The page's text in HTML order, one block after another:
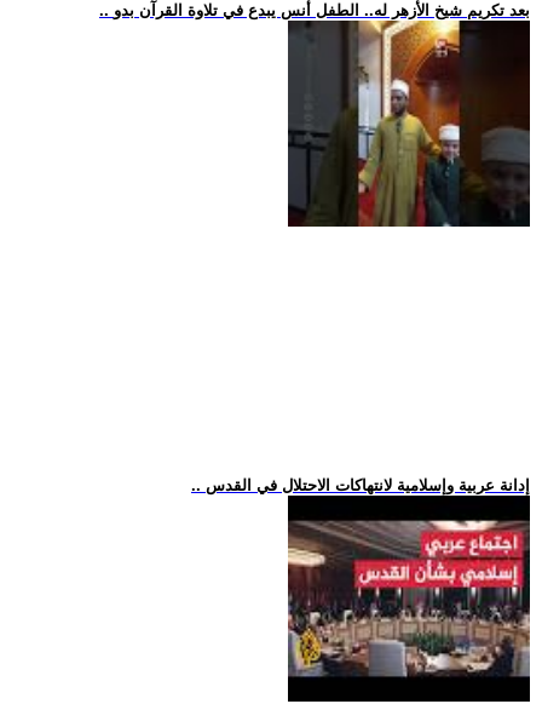
.. بعد تكريم شيخ الأزهر له.. الطفل أنس يبدع في تلاوة القرآن بدو
.. إدانة عربية وإسلامية لانتهاكات الاحتلال في القدس